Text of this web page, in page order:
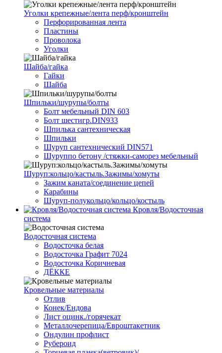
Уголки крепежные/лента перф/кронштейн
Перфорированная лента
Пластины
Проволока
Уголки
Шайба/гайка
Гайки
Шайба
Шпильки/шурупы/болты
Болт мебельный DIN 603
Болт шестигр.DIN933
Шпилька сантехническая
Шпильки
Шуруп сантехнический DIN571
Шуруппо бетону /стяжки-саморез мебельный
Шуруп:кольцо/кастыль.Зажимы/хомуты
Зажим каната/соединение цепей
Карабины
Шуруп-полукольцо/кольцо/костыль
Кровля/Водосточная
система
Водосточная система
Водосточка белая
Водосточка Графит 7024
Водосточка Коричневая
ДЁККЕ
Кровельные материалы
Отлив
Конек/Ендова
Лист оцинк./горячекат
Металлочерепица/Евроштакетник
Ондулин профлист
Рубероид